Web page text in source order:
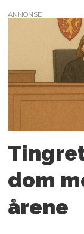
ANNONSE
dom
årene